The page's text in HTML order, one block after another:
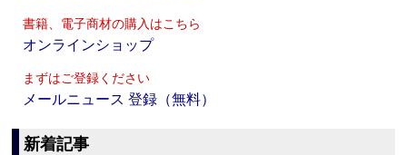
書籍、電子商材の購入はこちら
オンラインショップ
まずはご登録ください
メールニュース 登録（無料）
新着記事